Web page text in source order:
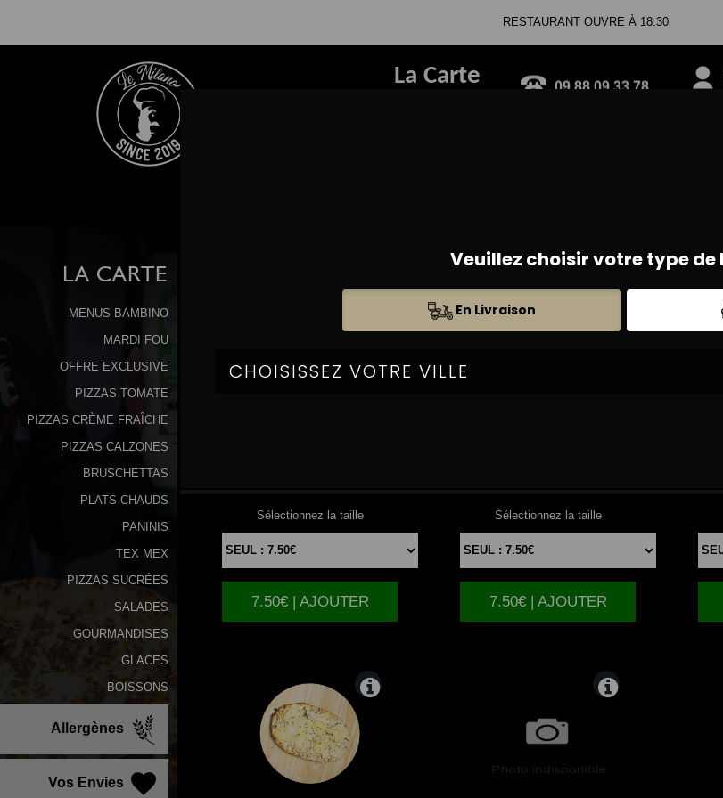
RESTAURANT OUVRE À 18:30
La Carte
LA CARTE
MENUS BAMBINO
MARDI FOU
OFFRE EXCLUSIVE
PIZZAS TOMATE
PIZZAS CRÈME FRAÎCHE
PIZZAS CALZONES
BRUSCHETTAS
PLATS CHAUDS
PANINIS
TEX MEX
PIZZAS SUCRÉES
SALADES
GOURMANDISES
GLACES
BOISSONS
Allergènes
Vos Envies
BRUSCHETTAS
Sélectionnez la taille
7.50€ | AJOUTER
Sélectionnez la taille
7.50€ | AJOUTER